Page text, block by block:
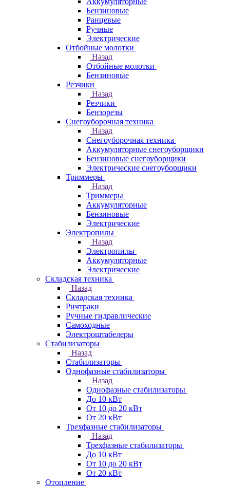
Бензиновые
Ранцевые
Ручные
Электрические
Отбойные молотки
Назад
Отбойные молотки
Бензиновые
Резчики
Назад
Резчики
Бензорезы
Снегоуборочная техника
Назад
Снегоуборочная техника
Аккумуляторные снегоуборщики
Бензиновые снегоуборщики
Электрические снегоуборщики
Триммеры
Назад
Триммеры
Аккумуляторные
Бензиновые
Электрические
Электропилы
Назад
Электропилы
Аккумуляторные
Электрические
Складская техника
Назад
Складская техника
Ричтраки
Ручные гидравлические
Самоходные
Электроштабелеры
Стабилизаторы
Назад
Стабилизаторы
Однофазные стабилизаторы
Назад
Однофазные стабилизаторы
До 10 кВт
От 10 до 20 кВт
От 20 кВт
Трехфазные стабилизаторы
Назад
Трехфазные стабилизаторы
До 10 кВт
От 10 до 20 кВт
От 20 кВт
Отопление